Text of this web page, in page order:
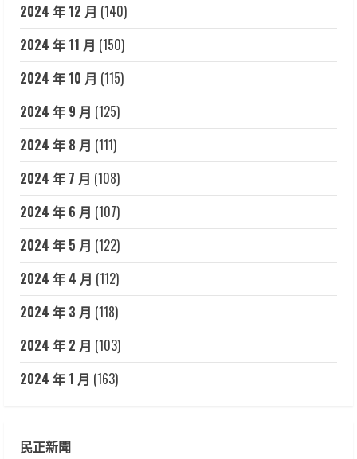
2024 年 12 月 (140)
2024 年 11 月 (150)
2024 年 10 月 (115)
2024 年 9 月 (125)
2024 年 8 月 (111)
2024 年 7 月 (108)
2024 年 6 月 (107)
2024 年 5 月 (122)
2024 年 4 月 (112)
2024 年 3 月 (118)
2024 年 2 月 (103)
2024 年 1 月 (163)
民正新聞